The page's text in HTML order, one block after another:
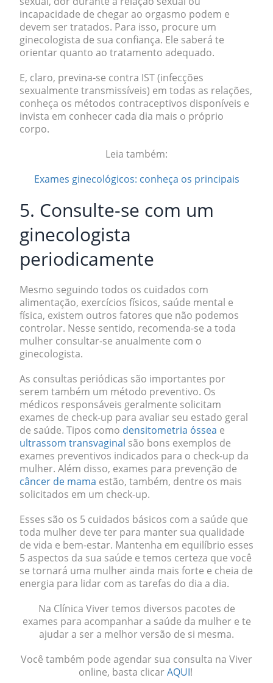
incapacidade de chegar ao orgasmo podem e
devem ser tratados. Para isso, procure um
ginecologista de sua confiança. Ele saberá te
orientar quanto ao tratamento adequado.
E, claro, previna-se contra IST (infecções
sexualmente transmissíveis) em todas as relações,
conheça os métodos contraceptivos disponíveis e
invista em conhecer cada dia mais o próprio
corpo.
Leia também:
Exames ginecológicos: conheça os principais
5. Consulte-se com um
ginecologista
periodicamente
Mesmo seguindo todos os cuidados com
alimentação, exercícios físicos, saúde mental e
física, existem outros fatores que não podemos
controlar. Nesse sentido, recomenda-se a toda
mulher consultar-se anualmente com o
ginecologista.
As consultas periódicas são importantes por
serem também um método preventivo. Os
médicos responsáveis geralmente solicitam
exames de check-up para avaliar seu estado geral
de saúde. Tipos como densitometria óssea e
ultrassom transvaginal são bons exemplos de
exames preventivos indicados para o check-up da
mulher. Além disso, exames para prevenção de
câncer de mama estão, também, dentre os mais
solicitados em um check-up.
Esses são os 5 cuidados básicos com a saúde que
toda mulher deve ter para manter sua qualidade
de vida e bem-estar. Mantenha em equilíbrio esses
5 aspectos da sua saúde e temos certeza que você
se tornará uma mulher ainda mais forte e cheia de
energia para lidar com as tarefas do dia a dia.
Na Clínica Viver temos diversos pacotes de
exames para acompanhar a saúde da mulher e te
ajudar a ser a melhor versão de si mesma.
Você também pode agendar sua consulta na Viver
online, basta clicarAQUI!